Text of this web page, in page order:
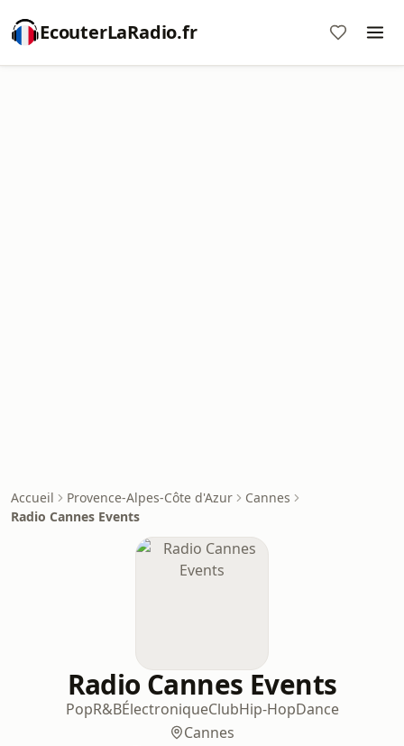
EcouterLaRadio.fr
Accueil Provence-Alpes-Côte d'Azur
Cannes
Radio Cannes Events
Radio Cannes Events
PopR&BÉlectroniqueClubHip-HopDance
Cannes